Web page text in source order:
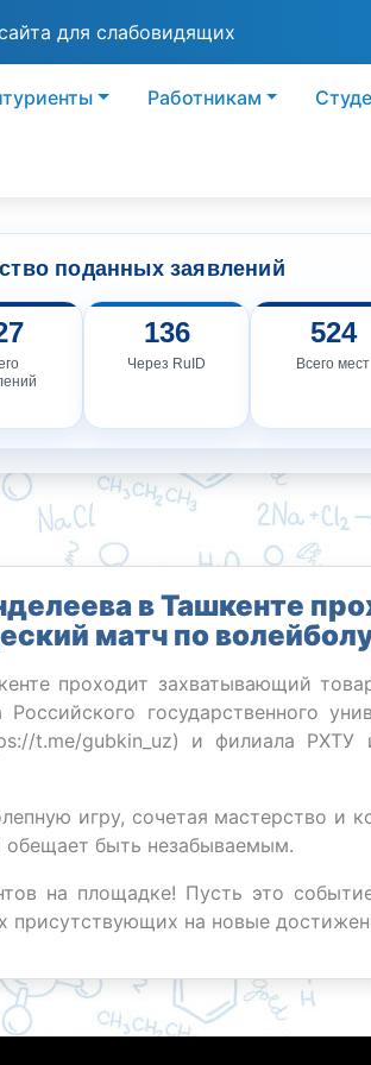
для слабовидящих
Работникам
поданных заявлений
136
Через RuID
524
Всего мест
в Ташкенте
матч по
проходит захватывающий
государственного
t.me/gubkin_uz) и филиала
игру, сочетая мастерство и
быть незабываемым.
на площадке! Пусть это
присутствующих на новые